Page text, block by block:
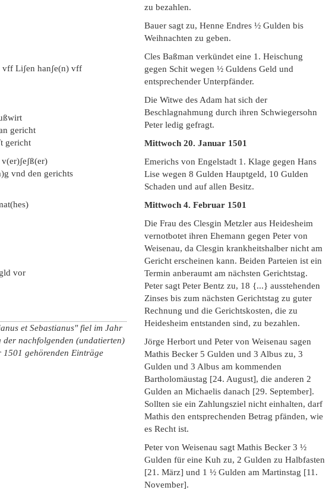
Liʃen hanʃe(n) vff
gericht
gericht
vnd den gerichts
vor
et Sebastianus" fiel im Jahr
nachfolgenden (undatierten)
gehörenden Einträge
zu bezahlen.
Bauer sagt zu, Henne Endres ½ Gulden bis
Weihnachten zu geben.
Cles Baßman verkündet eine 1. Heischung
gegen Schit wegen ½ Guldens Geld und
entsprechender Unterpfänder.
Die Witwe des Adam hat sich der
Beschlagnahmung durch ihren Schwiegersohn
Peter ledig gefragt.
Mittwoch 20. Januar 1501
Emerichs von Engelstadt 1. Klage gegen Hans
Lise wegen 8 Gulden Hauptgeld, 10 Gulden
Schaden und auf allen Besitz.
Mittwoch 4. Februar 1501
Die Frau des Clesgin Metzler aus Heidesheim
vernotbotet ihren Ehemann gegen Peter von
Weisenau, da Clesgin krankheitshalber nicht am
Gericht erscheinen kann. Beiden Parteien ist ein
Termin anberaumt am nächsten Gerichtstag.
Peter sagt Peter Bentz zu, 18 {...} ausstehenden
Zinses bis zum nächsten Gerichtstag zu guter
Rechnung und die Gerichtskosten, die zu
Heidesheim entstanden sind, zu bezahlen.
Jörge Herbort und Peter von Weisenau sagen
Mathis Becker 5 Gulden und 3 Albus zu, 3
Gulden und 3 Albus am kommenden
Bartholomäustag [24. August], die anderen 2
Gulden an Michaelis danach [29. September].
Sollten sie ein Zahlungsziel nicht einhalten, darf
Mathis den entsprechenden Betrag pfänden, wie
es Recht ist.
Peter von Weisenau sagt Mathis Becker 3 ½
Gulden für eine Kuh zu, 2 Gulden zu Halbfasten
[21. März] und 1 ½ Gulden am Martinstag [11.
November].